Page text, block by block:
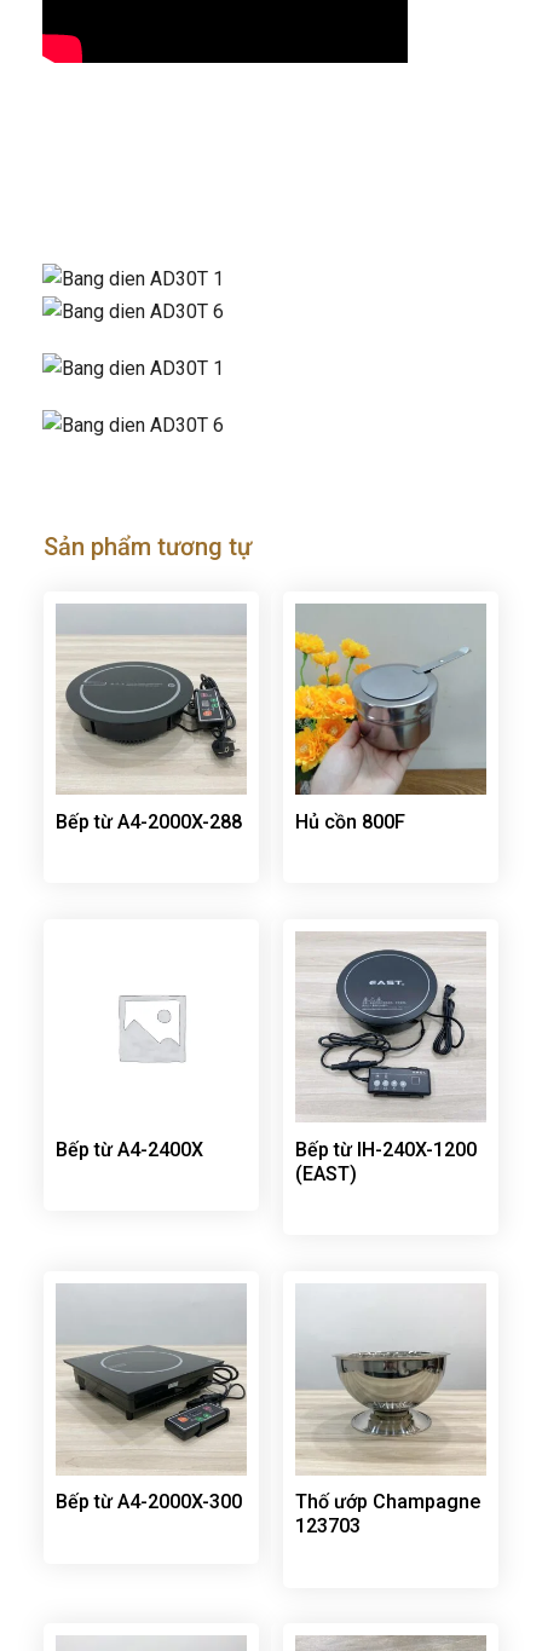
Sản phẩm tương tự
Bếp từ A4-2000X-288 Hủ cồn 800F
Bếp từ A4-2400X
Bếp từ IH-240X-1200
(EAST)
Bếp từ A4-2000X-300
Thố ướp Champagne
123703